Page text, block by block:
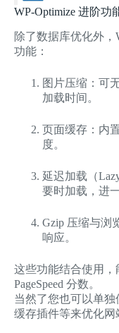
WP-Optimize 进阶功
除了数据库优化外，
功能：
图片压缩：可
加载时间。
页面缓存：内
度。
延迟加载（
要时加载，进
Gzip 压缩与浏
响应。
这些功能结合使用，
PageSpeed 分数。
当然了您也可以单独
缓存插件等来优化网